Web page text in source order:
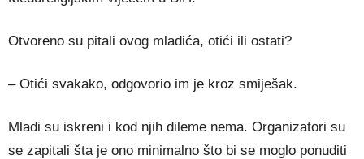
Otvoreno su pitali ovog mladića, otići ili ostati?
– Otići svakako, odgovorio im je kroz smiješak.
Mladi su iskreni i kod njih dileme nema. Organizatori su
se zapitali šta je ono minimalno što bi se moglo ponuditi